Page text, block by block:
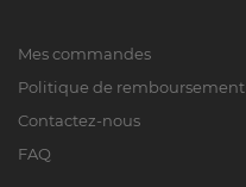
Mes commandes
Politique de remboursement
Contactez-nous
FAQ